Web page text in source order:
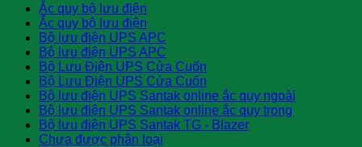
Ắc quy bộ lưu điện
Ắc quy bộ lưu điện
Bộ lưu điện UPS APC
Bộ lưu điện UPS APC
Bộ Lưu Điện UPS Cửa Cuốn
Bộ Lưu Điện UPS Cửa Cuốn
Bộ lưu điện UPS Santak online ắc quy ngoài
Bộ lưu điện UPS Santak online ắc quy trong
Bộ lưu điện UPS Santak TG - Blazer
Chưa được phân loại